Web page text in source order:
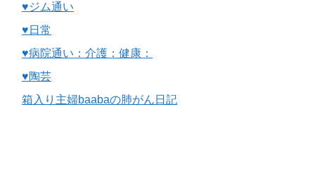
♥ジム通い
♥日常
♥病院通い：介護：健康：
♥陶芸
箱入り主婦baabaの肺がん日記